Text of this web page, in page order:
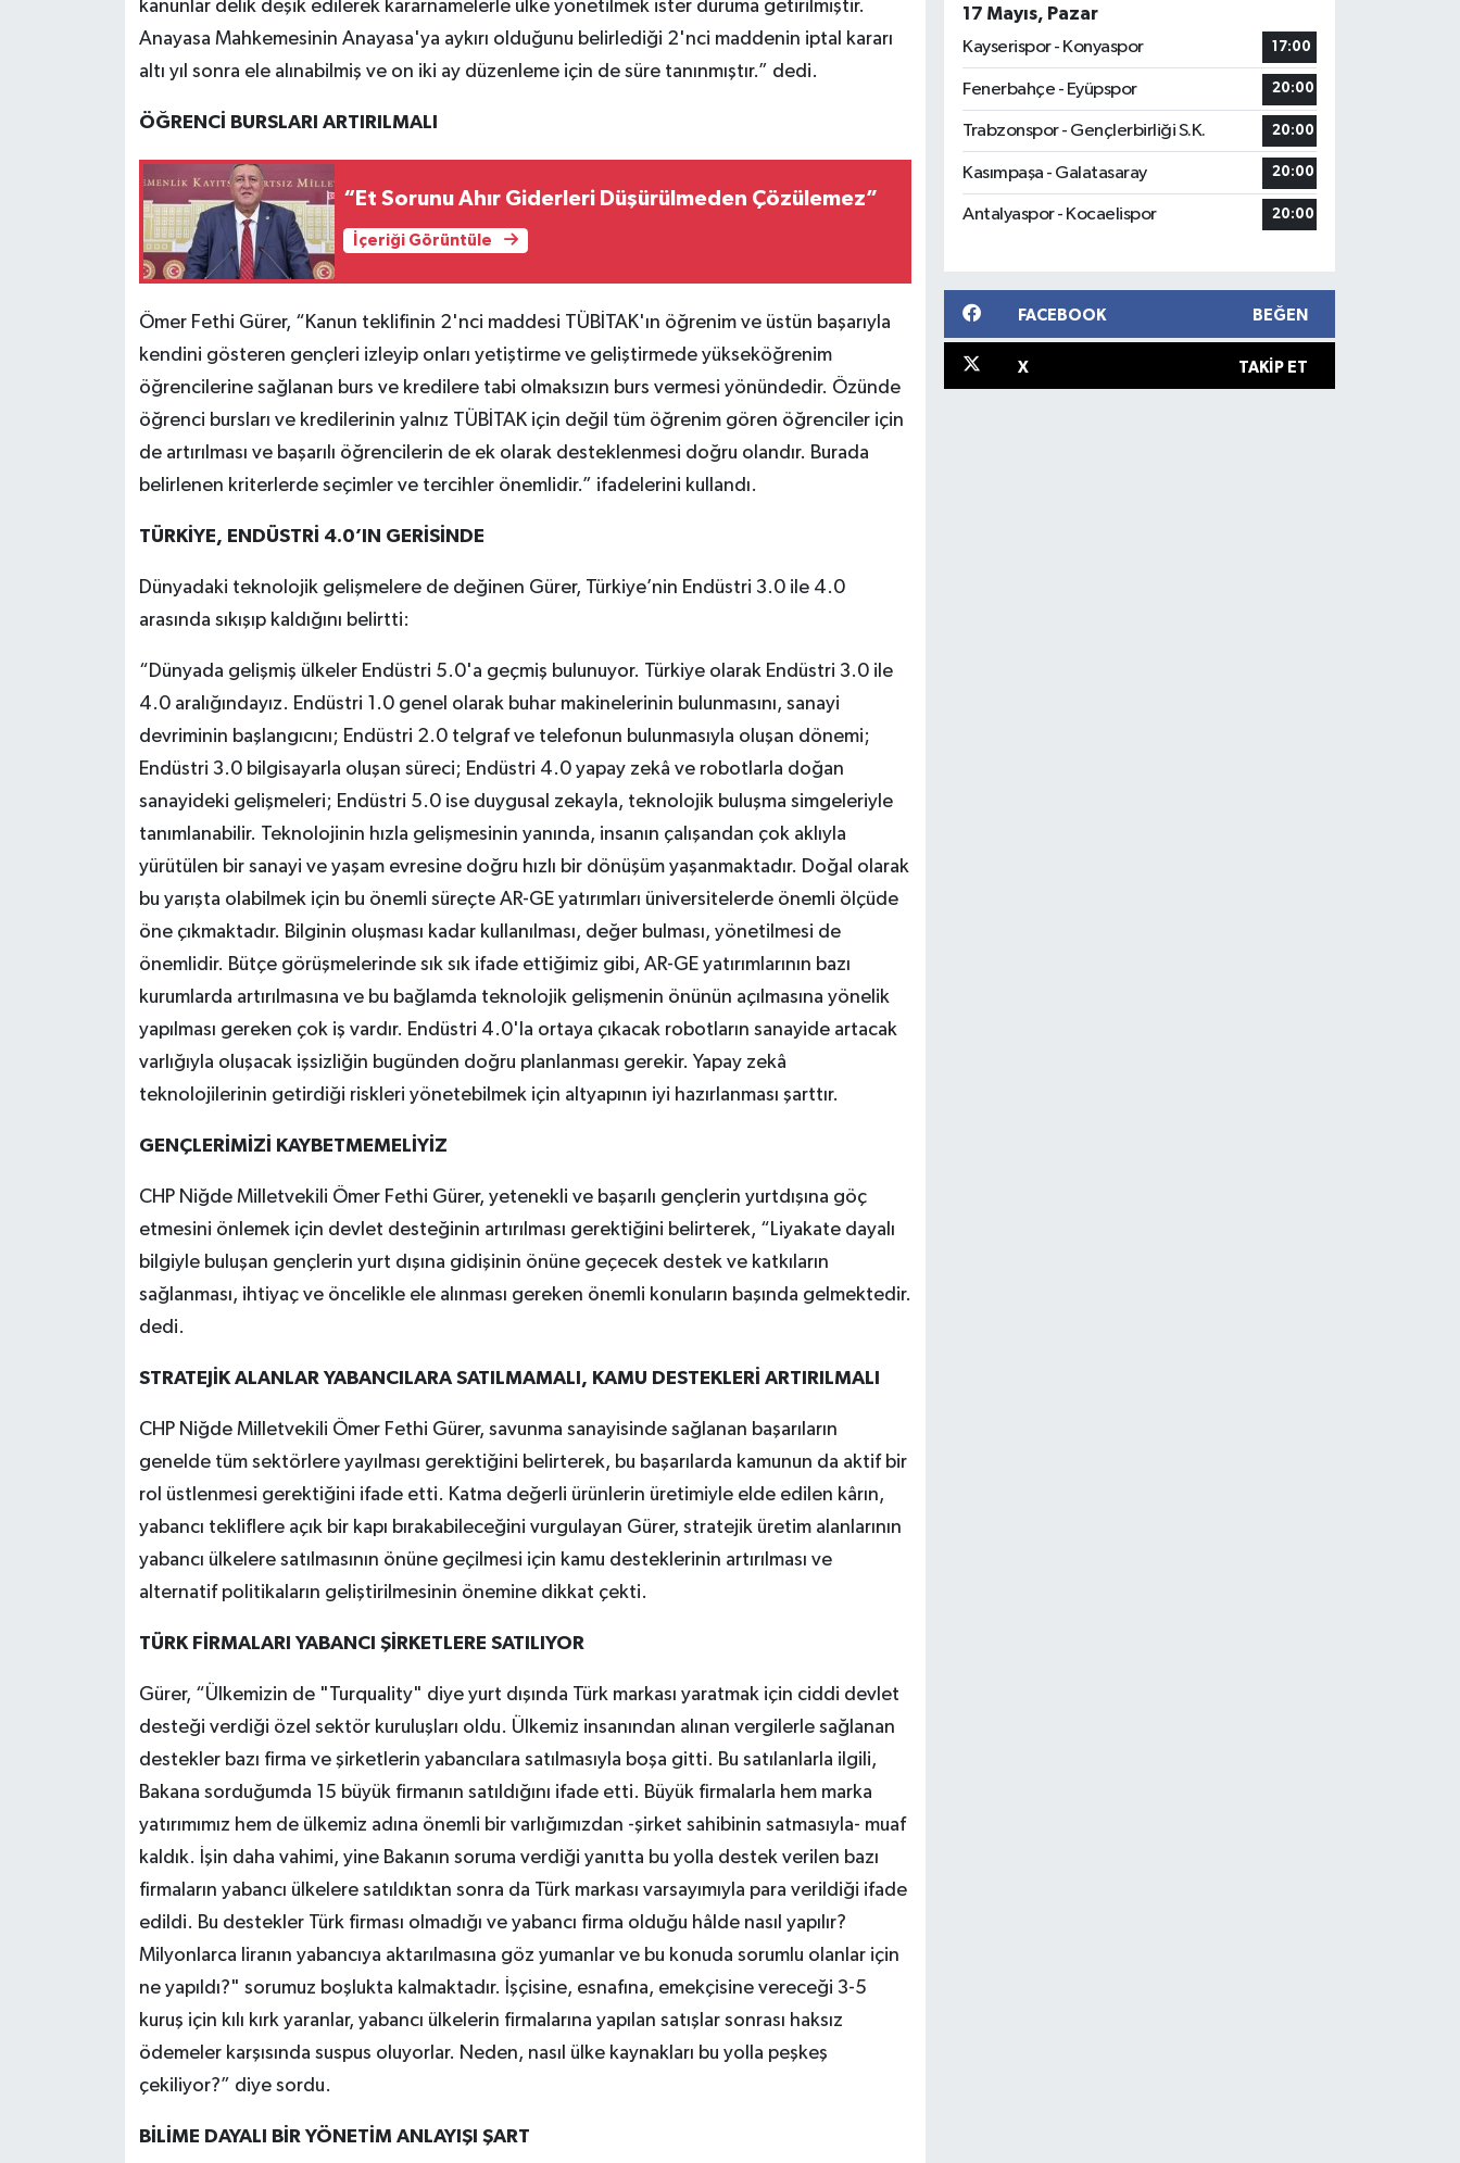
kanunlar delik deşik edilerek kararnamelerle ülke yönetilmek ister duruma getirilmiştir.
Anayasa Mahkemesinin Anayasa'ya aykırı olduğunu belirlediği 2'nci maddenin iptal kararı
altı yıl sonra ele alınabilmiş ve on iki ay düzenleme için de süre tanınmıştır.” dedi.
ÖĞRENCİ BURSLARI ARTIRILMALI
“Et Sorunu Ahır Giderleri Düşürülmeden Çözülemez”
İçeriği Görüntüle
Ömer Fethi Gürer, “Kanun teklifinin 2'nci maddesi TÜBİTAK'ın öğrenim ve üstün başarıyla
kendini gösteren gençleri izleyip onları yetiştirme ve geliştirmede yükseköğrenim
öğrencilerine sağlanan burs ve kredilere tabi olmaksızın burs vermesi yönündedir. Özünde
öğrenci bursları ve kredilerinin yalnız TÜBİTAK için değil tüm öğrenim gören öğrenciler için
de artırılması ve başarılı öğrencilerin de ek olarak desteklenmesi doğru olandır. Burada
belirlenen kriterlerde seçimler ve tercihler önemlidir.” ifadelerini kullandı.
TÜRKİYE, ENDÜSTRİ 4.0’IN GERİSİNDE
Dünyadaki teknolojik gelişmelere de değinen Gürer, Türkiye’nin Endüstri 3.0 ile 4.0
arasında sıkışıp kaldığını belirtti:
“Dünyada gelişmiş ülkeler Endüstri 5.0'a geçmiş bulunuyor. Türkiye olarak Endüstri 3.0 ile
4.0 aralığındayız. Endüstri 1.0 genel olarak buhar makinelerinin bulunmasını, sanayi
devriminin başlangıcını; Endüstri 2.0 telgraf ve telefonun bulunmasıyla oluşan dönemi;
Endüstri 3.0 bilgisayarla oluşan süreci; Endüstri 4.0 yapay zekâ ve robotlarla doğan
sanayideki gelişmeleri; Endüstri 5.0 ise duygusal zekayla, teknolojik buluşma simgeleriyle
tanımlanabilir. Teknolojinin hızla gelişmesinin yanında, insanın çalışandan çok aklıyla
yürütülen bir sanayi ve yaşam evresine doğru hızlı bir dönüşüm yaşanmaktadır. Doğal olarak
bu yarışta olabilmek için bu önemli süreçte AR-GE yatırımları üniversitelerde önemli ölçüde
öne çıkmaktadır. Bilginin oluşması kadar kullanılması, değer bulması, yönetilmesi de
önemlidir. Bütçe görüşmelerinde sık sık ifade ettiğimiz gibi, AR-GE yatırımlarının bazı
kurumlarda artırılmasına ve bu bağlamda teknolojik gelişmenin önünün açılmasına yönelik
yapılması gereken çok iş vardır. Endüstri 4.0'la ortaya çıkacak robotların sanayide artacak
varlığıyla oluşacak işsizliğin bugünden doğru planlanması gerekir. Yapay zekâ
teknolojilerinin getirdiği riskleri yönetebilmek için altyapının iyi hazırlanması şarttır.
GENÇLERİMİZİ KAYBETMEMELİYİZ
CHP Niğde Milletvekili Ömer Fethi Gürer, yetenekli ve başarılı gençlerin yurtdışına göç
etmesini önlemek için devlet desteğinin artırılması gerektiğini belirterek, “Liyakate dayalı
bilgiyle buluşan gençlerin yurt dışına gidişinin önüne geçecek destek ve katkıların
sağlanması, ihtiyaç ve öncelikle ele alınması gereken önemli konuların başında gelmektedir.
dedi.
STRATEJİK ALANLAR YABANCILARA SATILMAMALI, KAMU DESTEKLERİ ARTIRILMALI
CHP Niğde Milletvekili Ömer Fethi Gürer, savunma sanayisinde sağlanan başarıların
genelde tüm sektörlere yayılması gerektiğini belirterek, bu başarılarda kamunun da aktif bir
rol üstlenmesi gerektiğini ifade etti. Katma değerli ürünlerin üretimiyle elde edilen kârın,
yabancı tekliflere açık bir kapı bırakabileceğini vurgulayan Gürer, stratejik üretim alanlarının
yabancı ülkelere satılmasının önüne geçilmesi için kamu desteklerinin artırılması ve
alternatif politikaların geliştirilmesinin önemine dikkat çekti.
TÜRK FİRMALARI YABANCI ŞİRKETLERE SATILIYOR
Gürer, “Ülkemizin de "Turquality" diye yurt dışında Türk markası yaratmak için ciddi devlet
desteği verdiği özel sektör kuruluşları oldu. Ülkemiz insanından alınan vergilerle sağlanan
destekler bazı firma ve şirketlerin yabancılara satılmasıyla boşa gitti. Bu satılanlarla ilgili,
Bakana sorduğumda 15 büyük firmanın satıldığını ifade etti. Büyük firmalarla hem marka
yatırımımız hem de ülkemiz adına önemli bir varlığımızdan -şirket sahibinin satmasıyla- muaf
kaldık. İşin daha vahimi, yine Bakanın soruma verdiği yanıtta bu yolla destek verilen bazı
firmaların yabancı ülkelere satıldıktan sonra da Türk markası varsayımıyla para verildiği ifade
edildi. Bu destekler Türk firması olmadığı ve yabancı firma olduğu hâlde nasıl yapılır?
Milyonlarca liranın yabancıya aktarılmasına göz yumanlar ve bu konuda sorumlu olanlar için
ne yapıldı?" sorumuz boşlukta kalmaktadır. İşçisine, esnafına, emekçisine vereceği 3-5
kuruş için kılı kırk yaranlar, yabancı ülkelerin firmalarına yapılan satışlar sonrası haksız
ödemeler karşısında suspus oluyorlar. Neden, nasıl ülke kaynakları bu yolla peşkeş
çekiliyor?” diye sordu.
BİLİME DAYALI BİR YÖNETİM ANLAYIŞI ŞART
17 Mayıs, Pazar
Kayserispor - Konyaspor
17:00
Fenerbahçe - Eyüpspor 20:00
Trabzonspor - Gençlerbirliği S.K. 20:00
Kasımpaşa - Galatasaray 20:00
Antalyaspor - Kocaelispor 20:00
FACEBOOK BEĞEN
X TAKIP ET